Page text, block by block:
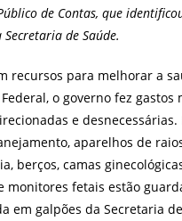
de Contas, que
de Saúde.
recursos para melhorar a
o governo fez gastos
e desnecessárias.
aparelhos de
berços, camas
monitores fetais estão
em galpões da Secretaria